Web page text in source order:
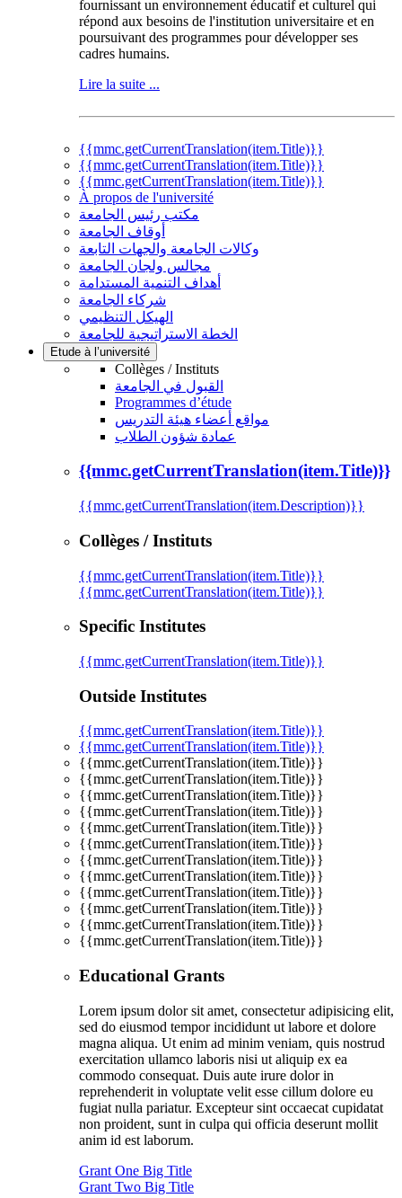
fournissant un environnement éducatif et culturel qui
répond aux besoins de l'institution universitaire et en
poursuivant des programmes pour développer ses
cadres humains.
Lire la suite ...
{{mmc.getCurrentTranslation(item.Title)}}
{{mmc.getCurrentTranslation(item.Title)}}
{{mmc.getCurrentTranslation(item.Title)}}
À propos de l'université
مكتب رئيس الجامعة
أوقاف الجامعة
وكالات الجامعة والجهات التابعة
مجالس ولجان الجامعة
أهداف التنمية المستدامة
شركاء الجامعة
الهيكل التنظيمي
الخطة الاستراتيجية للجامعة
Etude à l’université
Collèges / Instituts
القبول في الجامعة
Programmes d’étude
مواقع أعضاء هيئة التدريس
عمادة شؤون الطلاب
{{mmc.getCurrentTranslation(item.Title)}}
{{mmc.getCurrentTranslation(item.Description)}}
Collèges / Instituts
{{mmc.getCurrentTranslation(item.Title)}}
{{mmc.getCurrentTranslation(item.Title)}}
Specific Institutes
{{mmc.getCurrentTranslation(item.Title)}}
Outside Institutes
{{mmc.getCurrentTranslation(item.Title)}}
{{mmc.getCurrentTranslation(item.Title)}}
{{mmc.getCurrentTranslation(item.Title)}}
{{mmc.getCurrentTranslation(item.Title)}}
{{mmc.getCurrentTranslation(item.Title)}}
{{mmc.getCurrentTranslation(item.Title)}}
{{mmc.getCurrentTranslation(item.Title)}}
{{mmc.getCurrentTranslation(item.Title)}}
{{mmc.getCurrentTranslation(item.Title)}}
{{mmc.getCurrentTranslation(item.Title)}}
{{mmc.getCurrentTranslation(item.Title)}}
{{mmc.getCurrentTranslation(item.Title)}}
{{mmc.getCurrentTranslation(item.Title)}}
{{mmc.getCurrentTranslation(item.Title)}}
Educational Grants
Lorem ipsum dolor sit amet, consectetur adipisicing elit,
sed do eiusmod tempor incididunt ut labore et dolore
magna aliqua. Ut enim ad minim veniam, quis nostrud
exercitation ullamco laboris nisi ut aliquip ex ea
commodo consequat. Duis aute irure dolor in
reprehenderit in voluptate velit esse cillum dolore eu
fugiat nulla pariatur. Excepteur sint occaecat cupidatat
non proident, sunt in culpa qui officia deserunt mollit
anim id est laborum.
Grant One Big Title
Grant Two Big Title